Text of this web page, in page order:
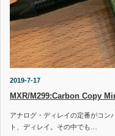
2019-7-17
MXR/M299:Carbon Copy
アナログ・ディレイの定番がコン
ト、ディレイ。その中でも…